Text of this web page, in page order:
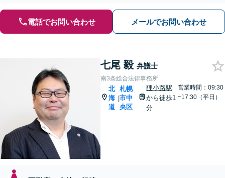
電話でお問い合わせ メールでお問い合わせ
七尾 毅 弁護士
南3条総合法律事務所
北
海
道
|
札幌
市中
央区
狸小路駅
から徒歩1
分
営業時間：09:30
~17:30（平日）